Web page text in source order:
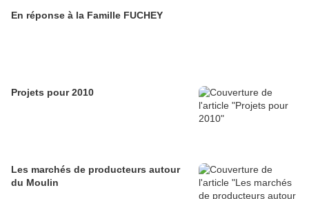
En réponse à la Famille FUCHEY
Projets pour 2010
Les marchés de producteurs autour
du Moulin